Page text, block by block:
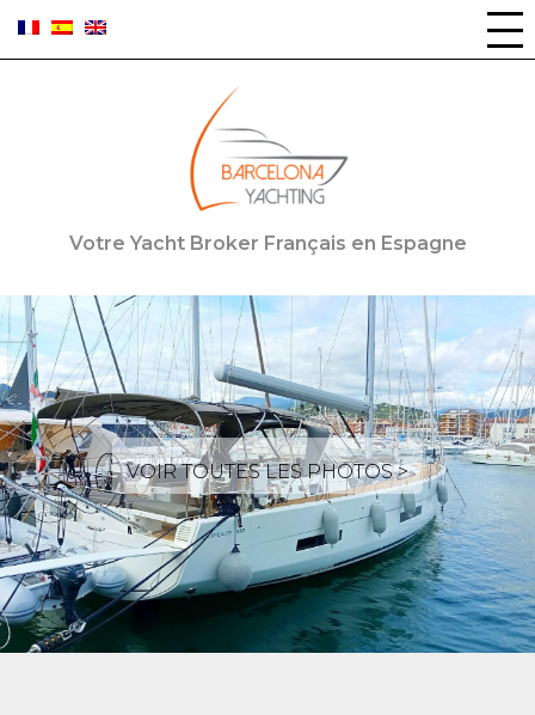
Votre Yacht Broker Français en Espagne
VOIR TOUTES LES PHOTOS >